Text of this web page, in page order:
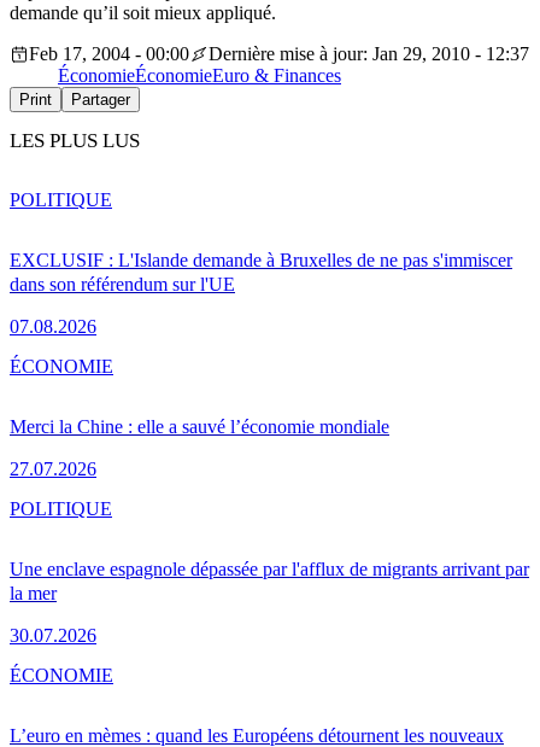
demande qu’il soit mieux appliqué.
Feb 17, 2004 - 00:00
Dernière mise à jour: Jan 29, 2010 - 12:37
ÉconomieÉconomieEuro & Finances
Print Partager
LES PLUS LUS
EXCLUSIF : L'Islande demande à Bruxelles de ne pas s'immiscer
dans son référendum sur l'UE
07.08.2026
POLITIQUE
Merci la Chine : elle a sauvé l’économie mondiale
27.07.2026
ÉCONOMIE
Une enclave espagnole dépassée par l'afflux de migrants arrivant par
la mer
30.07.2026
POLITIQUE
L’euro en mèmes : quand les Européens détournent les nouveaux
ÉCONOMIE